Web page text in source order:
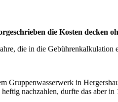
die Kosten decken
die in die
Gruppenwasserwerk in
nachzahlen, durfte das aber in